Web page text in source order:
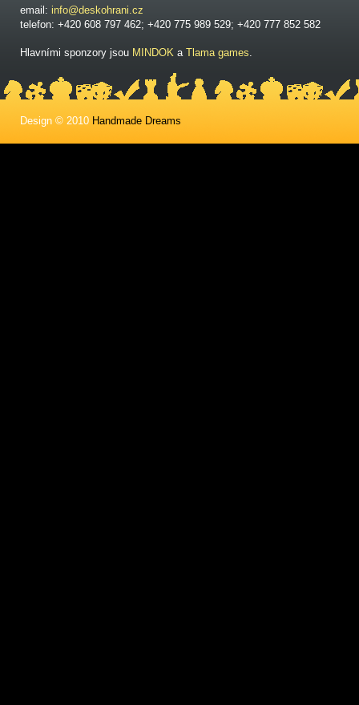
email: info@deskohrani.cz
telefon: +420 608 797 462; +420 775 989 529; +420 777 852 582
Hlavními sponzory jsou MINDOK a Tlama games.
Design © 2010 Handmade Dreams